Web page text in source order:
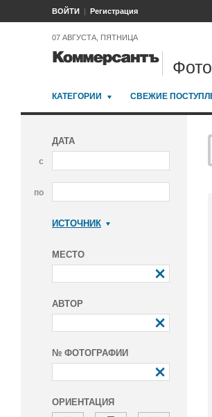
ВОЙТИ Регистрация
07 АВГУСТА, ПЯТНИЦА
Фото
КАТЕГОРИИ СВЕЖИЕ
ДАТА
с
по
ИСТОЧНИК
МЕСТО
АВТОР
№ ФОТОГРАФИИ
ОРИЕНТАЦИЯ